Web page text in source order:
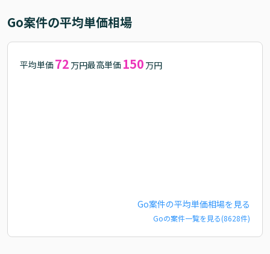
Go案件の平均単価相場
平均単価 72 万円最高単価 150 万円
Go案件の平均単価相場を見る
Goの案件一覧を見る(8628件)